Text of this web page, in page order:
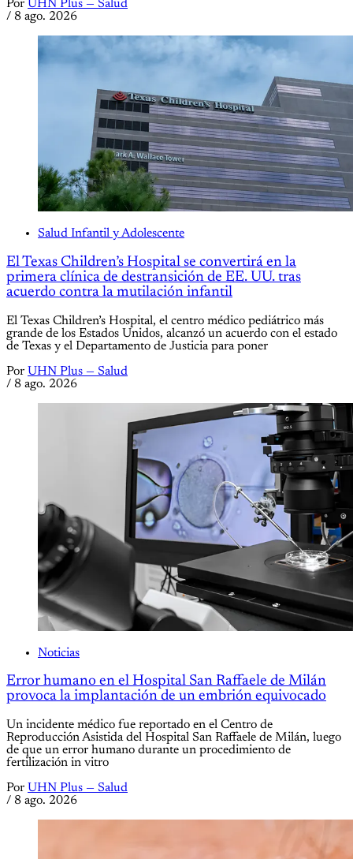
Por UHN Plus — Salud
/ 8 ago. 2026
Salud Infantil y Adolescente
El Texas Children’s Hospital se convertirá en la
primera clínica de destransición de EE. UU. tras
acuerdo contra la mutilación infantil
El Texas Children’s Hospital, el centro médico pediátrico más
grande de los Estados Unidos, alcanzó un acuerdo con el estado
de Texas y el Departamento de Justicia para poner
Por UHN Plus — Salud
/ 8 ago. 2026
Noticias
Error humano en el Hospital San Raffaele de Milán
provoca la implantación de un embrión equivocado
Un incidente médico fue reportado en el Centro de
Reproducción Asistida del Hospital San Raffaele de Milán, luego
de que un error humano durante un procedimiento de
fertilización in vitro
Por UHN Plus — Salud
/ 8 ago. 2026